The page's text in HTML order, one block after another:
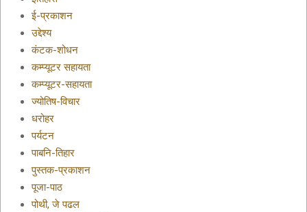
ई-प्रकाशन
उद्देश्य
कंटक-शोधन
कम्प्यूटर सहायता
कम्प्यूटर-सहायता
ज्योतिष-विचार
धरोहर
पर्यटन
पाबनि-तिहार
पुस्तक-प्रकाशन
पूजा-पाठ
पोथी, जे पढल